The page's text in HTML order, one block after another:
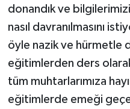
donandık ve
nasıl davranılmasını
öyle nazik ve hürmetle
eğitimlerden ders
tüm muhtarlarımıza
eğitimlerde emeği